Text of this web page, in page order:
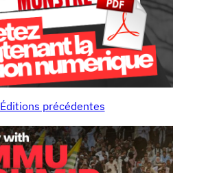
Éditions précédentes